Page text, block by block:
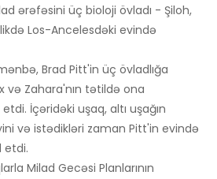
ərəfəsini üç bioloji övladı - Şiloh,
Los-Ancelesdəki evində
Brad Pitt'in üç övladlığa
və Zahara'nın tətildə ona
İçəridəki uşaq, altı uşağın
və istədikləri zaman Pitt'in evində
etdi.
Milad Gecəsi Planlarının